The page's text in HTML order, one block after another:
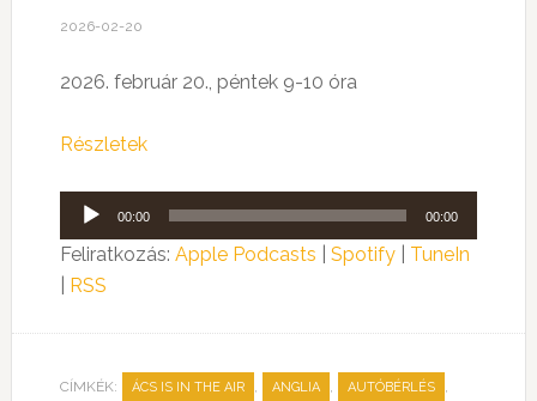
2026-02-20
2026. február 20., péntek 9-10 óra
Részletek
Audió
lejátszó
00:00 00:00
Feliratkozás: Apple Podcasts Spotify| TuneIn
RSS
CÍMKÉK: ÁCS IS IN THE AIR , ANGLIA , AUTÓBÉRLÉS ,